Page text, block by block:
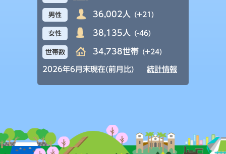
男性 36,002人 (+21)
女性 38,135人 (-46)
世帯数 34,738世帯 (+24)
2026年6月末現在(前月比) 統計情報